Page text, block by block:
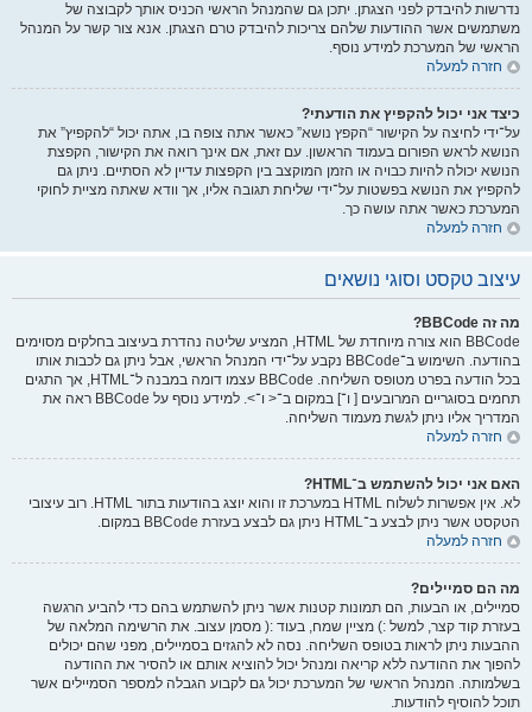
נדרשות להיבדק לפני הצגתן. יתכן גם שהמנהל הראשי הכניס אותך לקבוצה של
משתמשים אשר ההודעות שלהם צריכות להיבדק טרם הצגתן. אנא צור קשר על המנהל
הראשי של המערכת למידע נוסף.
חזרה למעלה
כיצד אני יכול להקפיץ את הודעתי?
על־ידי לחיצה על הקישור “הקפץ נושא” כאשר אתה צופה בו, אתה יכול “להקפיץ” את
הנושא לראש הפורום בעמוד הראשון. עם זאת, אם אינך רואה את הקישור, הקפצת
הנושא יכולה להיות כבויה או הזמן המוקצב בין הקפצות עדיין לא הסתיים. ניתן גם
להקפיץ את הנושא בפשטות על־ידי שליחת תגובה אליו, אך וודא שאתה מציית לחוקי
המערכת כאשר אתה עושה כך.
חזרה למעלה
עיצוב טקסט וסוגי נושאים
מה זה BBCode?
BBCode הוא צורה מיוחדת של HTML, המציע שליטה נהדרת בעיצוב בחלקים מסוימים
בהודעה. השימוש ב־BBCode נקבע על־ידי המנהל הראשי, אבל ניתן גם לכבות אותו
בכל הודעה בפרט מטופס השליחה. BBCode עצמו דומה במבנה ל־HTML, אך התגים
תחמים בסוגריים המרובעים [ ו־] במקום ב־< ו־>. למידע נוסף על BBCode ראה את
המדריך אליו ניתן לגשת מעמוד השליחה.
חזרה למעלה
האם אני יכול להשתמש ב־HTML?
לא. אין אפשרות לשלוח HTML במערכת זו והוא יוצג בהודעות בתור HTML. רוב עיצובי
הטקסט אשר ניתן לבצע ב־HTML ניתן גם לבצע בעזרת BBCode במקום.
חזרה למעלה
מה הם סמיילים?
סמיילים, או הבעות, הם תמונות קטנות אשר ניתן להשתמש בהם כדי להביע הרגשה
בעזרת קוד קצר, למשל :) מציין שמח, בעוד :( מסמן עצוב. את הרשימה המלאה של
ההבעות ניתן לראות בטופס השליחה. נסה לא להגזים בסמיילים, מפני שהם יכולים
להפוך את ההודעה ללא קריאה ומנהל יכול להוציא אותם או להסיר את ההודעה
בשלמותה. המנהל הראשי של המערכת יכול גם לקבוע הגבלה למספר הסמיילים אשר
תוכל להוסיף להודעות.